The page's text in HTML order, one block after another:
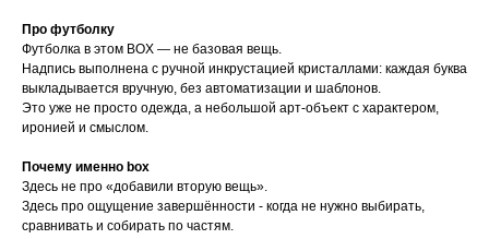
Про футболку
Футболка в этом BOX — не базовая вещь.
Надпись выполнена с ручной инкрустацией кристаллами: каждая буква
выкладывается вручную, без автоматизации и шаблонов.
Это уже не просто одежда, а небольшой арт-объект с характером,
иронией и смыслом.
Почему именно box
Здесь не про «добавили вторую вещь».
Здесь про ощущение завершённости - когда не нужно выбирать,
сравнивать и собирать по частям.